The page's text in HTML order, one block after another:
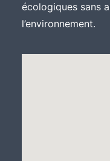
écologiques sans
l’environnement.